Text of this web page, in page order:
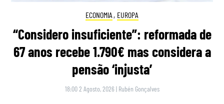
ECONOMIA , EUROPA
“Considero insuficiente”: reformada de
67 anos recebe 1.790€ mas considera a
pensão ‘injusta’
18:00 2 Agosto, 2026 | Rubén Gonçalves